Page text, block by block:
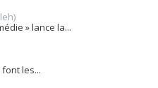
» lance la...
les...